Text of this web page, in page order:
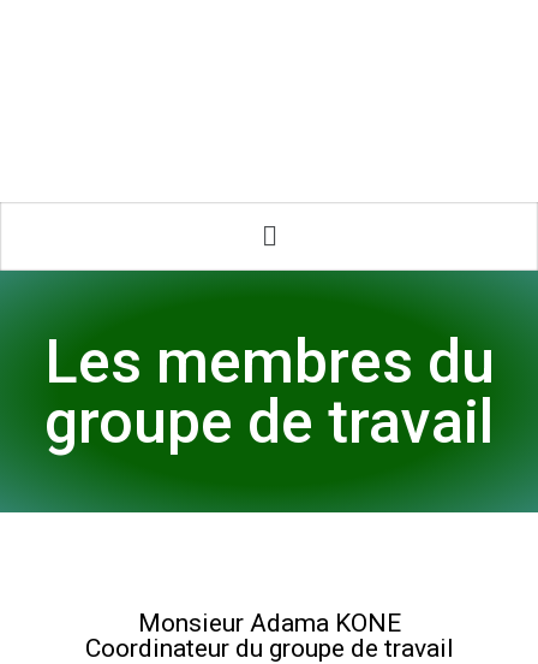
Les membres du
groupe de travail
Monsieur Adama KONE
Coordinateur du groupe de travail